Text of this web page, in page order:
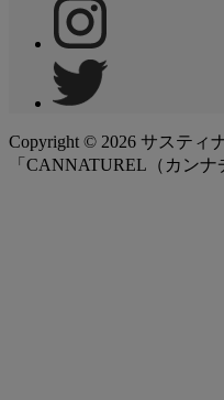
Copyright © 2026 サスティ
「CANNATUREL（カンナ